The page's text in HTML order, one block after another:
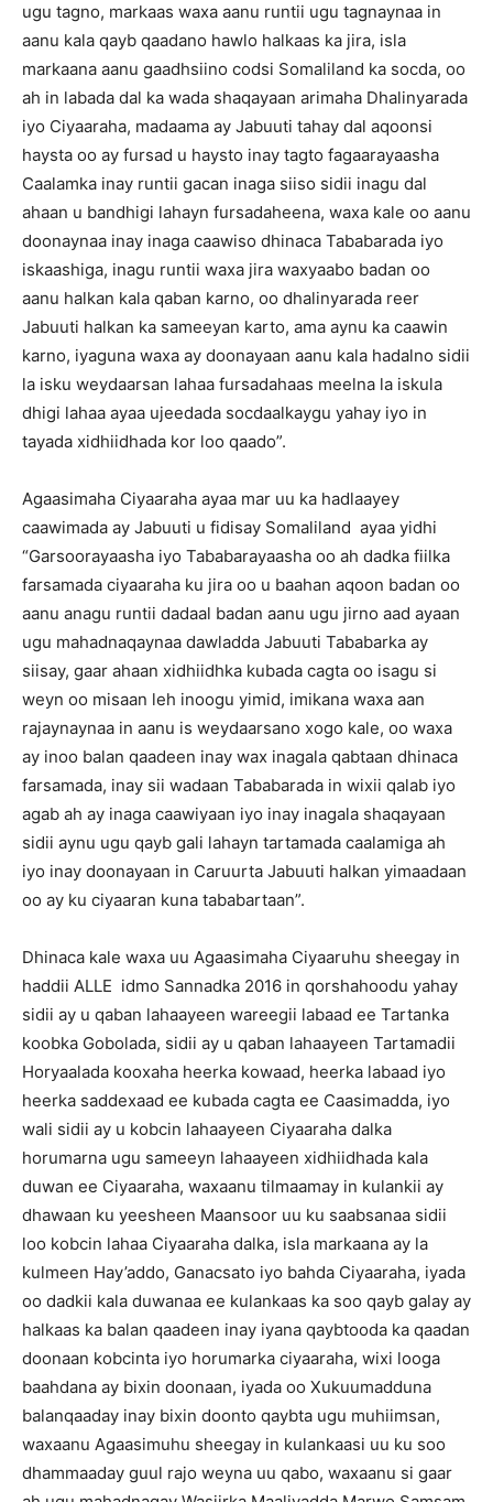
ugu tagno, markaas waxa aanu runtii ugu tagnaynaa in
aanu kala qayb qaadano hawlo halkaas ka jira, isla
markaana aanu gaadhsiino codsi Somaliland ka socda, oo
ah in labada dal ka wada shaqayaan arimaha Dhalinyarada
iyo Ciyaaraha, madaama ay Jabuuti tahay dal aqoonsi
haysta oo ay fursad u haysto inay tagto fagaarayaasha
Caalamka inay runtii gacan inaga siiso sidii inagu dal
ahaan u bandhigi lahayn fursadaheena, waxa kale oo aanu
doonaynaa inay inaga caawiso dhinaca Tababarada iyo
iskaashiga, inagu runtii waxa jira waxyaabo badan oo
aanu halkan kala qaban karno, oo dhalinyarada reer
Jabuuti halkan ka sameeyan karto, ama aynu ka caawin
karno, iyaguna waxa ay doonayaan aanu kala hadalno sidii
la isku weydaarsan lahaa fursadahaas meelna la iskula
dhigi lahaa ayaa ujeedada socdaalkaygu yahay iyo in
tayada xidhiidhada kor loo qaado”.
Agaasimaha Ciyaaraha ayaa mar uu ka hadlaayey
caawimada ay Jabuuti u fidisay Somaliland ayaa yidhi
“Garsoorayaasha iyo Tababarayaasha oo ah dadka fiilka
farsamada ciyaaraha ku jira oo u baahan aqoon badan oo
aanu anagu runtii dadaal badan aanu ugu jirno aad ayaan
ugu mahadnaqaynaa dawladda Jabuuti Tababarka ay
siisay, gaar ahaan xidhiidhka kubada cagta oo isagu si
weyn oo misaan leh inoogu yimid, imikana waxa aan
rajaynaynaa in aanu is weydaarsano xogo kale, oo waxa
ay inoo balan qaadeen inay wax inagala qabtaan dhinaca
farsamada, inay sii wadaan Tababarada in wixii qalab iyo
agab ah ay inaga caawiyaan iyo inay inagala shaqayaan
sidii aynu ugu qayb gali lahayn tartamada caalamiga ah
iyo inay doonayaan in Caruurta Jabuuti halkan yimaadaan
oo ay ku ciyaaran kuna tababartaan”.
Dhinaca kale waxa uu Agaasimaha Ciyaaruhu sheegay in
haddii ALLE idmo Sannadka 2016 in qorshahoodu yahay
sidii ay u qaban lahaayeen wareegii labaad ee Tartanka
koobka Gobolada, sidii ay u qaban lahaayeen Tartamadii
Horyaalada kooxaha heerka kowaad, heerka labaad iyo
heerka saddexaad ee kubada cagta ee Caasimadda, iyo
wali sidii ay u kobcin lahaayeen Ciyaaraha dalka
horumarna ugu sameeyn lahaayeen xidhiidhada kala
duwan ee Ciyaaraha, waxaanu tilmaamay in kulankii ay
dhawaan ku yeesheen Maansoor uu ku saabsanaa sidii
loo kobcin lahaa Ciyaaraha dalka, isla markaana ay la
kulmeen Hay’addo, Ganacsato iyo bahda Ciyaaraha, iyada
oo dadkii kala duwanaa ee kulankaas ka soo qayb galay ay
halkaas ka balan qaadeen inay iyana qaybtooda ka qaadan
doonaan kobcinta iyo horumarka ciyaaraha, wixi looga
baahdana ay bixin doonaan, iyada oo Xukuumadduna
balanqaaday inay bixin doonto qaybta ugu muhiimsan,
waxaanu Agaasimuhu sheegay in kulankaasi uu ku soo
dhammaaday guul rajo weyna uu qabo, waxaanu si gaar